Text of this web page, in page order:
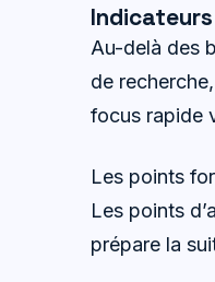
Au-delà des
de
focus rapide
Les points
Les points
prépare la